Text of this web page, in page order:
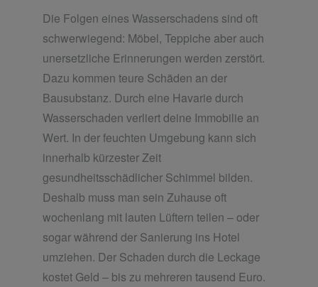
Die Folgen eines Wasserschadens sind oft
schwerwiegend: Möbel, Teppiche aber auch
unersetzliche Erinnerungen werden zerstört.
Dazu kommen teure Schäden an der
Bausubstanz. Durch eine Havarie durch
Wasserschaden verliert deine Immobilie an
Wert. In der feuchten Umgebung kann sich
innerhalb kürzester Zeit
gesundheitsschädlicher Schimmel bilden.
Deshalb muss man sein Zuhause oft
wochenlang mit lauten Lüftern teilen – oder
sogar während der Sanierung ins Hotel
umziehen. Der Schaden durch die Leckage
kostet Geld – bis zu mehreren tausend Euro.